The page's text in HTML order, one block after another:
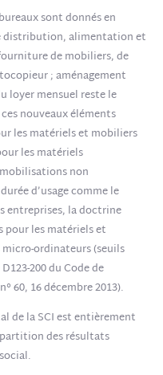
sont donnés en
distribution, alimentation et
de mobiliers, de
; aménagement
loyer mensuel reste le
nouveaux éléments
les matériels et mobiliers
les matériels
non
d’usage comme le
entreprises, la doctrine
pour les matériels et
ordinateurs (seuils
200 du Code de
60, 16 décembre 2013).
de la SCI est entièrement
des résultats